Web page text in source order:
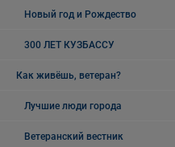
Новый год и Рождество
300 ЛЕТ КУЗБАССУ
Как живёшь, ветеран?
Лучшие люди города
Ветеранский вестник